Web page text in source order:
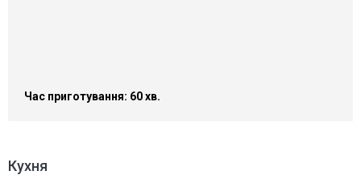
Час приготування: 60 хв.
Кухня